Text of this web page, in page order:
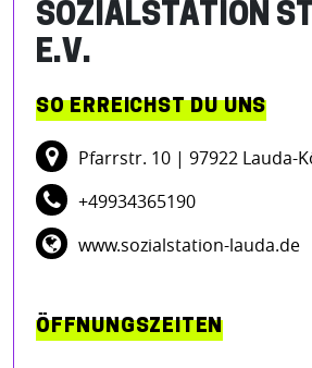
SOZIALSTATION
E.V.
SO ERREICHST DU UNS
Pfarrstr. 10 | 97922 Lauda-
+49934365190
www.sozialstation-lauda.de
ÖFFNUNGSZEITEN